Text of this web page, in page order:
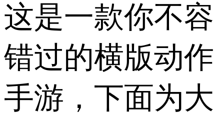
这是一款你不容
错过的横版动作
手游，下面为大